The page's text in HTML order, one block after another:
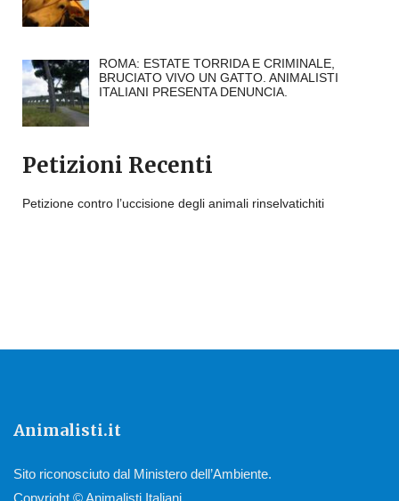
ROMA: ESTATE TORRIDA E CRIMINALE,
BRUCIATO VIVO UN GATTO. ANIMALISTI
ITALIANI PRESENTA DENUNCIA.
Petizioni Recenti
Petizione contro l’uccisione degli animali rinselvatichiti
Animalisti.it
Sito riconosciuto dal Ministero dell’Ambiente.